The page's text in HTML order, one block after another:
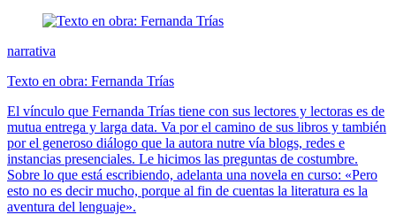
narrativa
Texto en obra: Fernanda Trías
El vínculo que Fernanda Trías tiene con sus lectores y lectoras es de
mutua entrega y larga data. Va por el camino de sus libros y también
por el generoso diálogo que la autora nutre vía blogs, redes e
instancias presenciales. Le hicimos las preguntas de costumbre.
Sobre lo que está escribiendo, adelanta una novela en curso: «Pero
esto no es decir mucho, porque al fin de cuentas la literatura es la
aventura del lenguaje».